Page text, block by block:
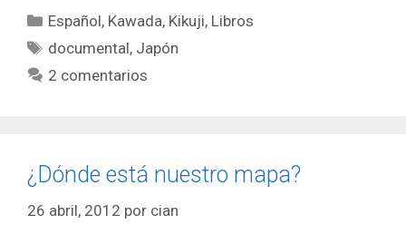
Categorías
Español, Kawada, Kikuji, Libros
Etiquetas
documental, Japón
2 comentarios
¿Dónde está nuestro mapa?
26 abril, 2012 por cian